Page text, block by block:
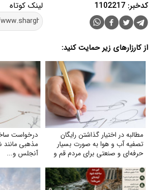
لینک کوتاه کدخبر: 1102217
از کارزارهای زیر حمایت کنید:
مطالبه در اختیار گذاشتن رایگان
تصفیه آب و هوا به‌ صورت بسیار
حرفه‌ای و صنعتی برای مردم قم و
درخواست
مذهبی
آنجلس و...